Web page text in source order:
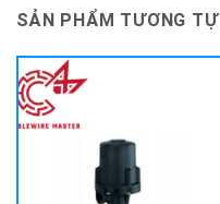
SẢN PHẨM TƯƠNG TỰ